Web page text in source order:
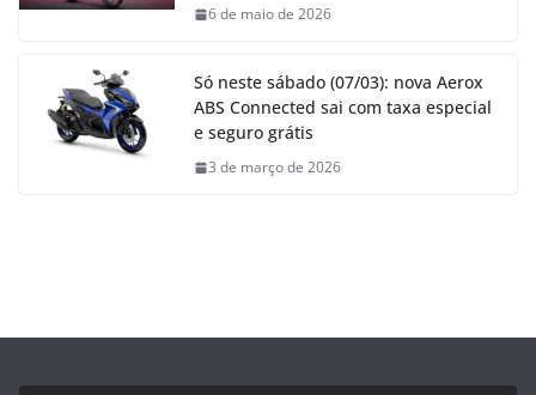
6 de maio de 2026
Só neste sábado (07/03): nova Aerox
ABS Connected sai com taxa especial
e seguro grátis
3 de março de 2026